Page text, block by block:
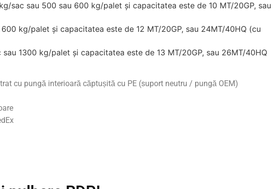
sac sau 500 sau 600 kg/palet și capacitatea este de 10 MT/20GP, sau
kg/palet și capacitatea este de 12 MT/20GP, sau 24MT/40HQ (cu
1300 kg/palet și capacitatea este de 13 MT/20GP, sau 26MT/40HQ
cu pungă interioară căptușită cu PE (suport neutru / pungă OEM)